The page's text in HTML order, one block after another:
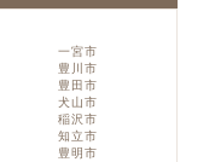
一宮市
豊川市
豊田市
犬山市
稲沢市
知立市
豊明市